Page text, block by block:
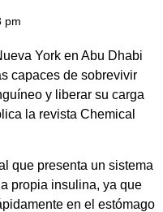
pm
York en Abu Dhabi
capaces de sobrevivir
y liberar su carga
la revista Chemical
que presenta un sistema
propia insulina, ya que
en el estómago